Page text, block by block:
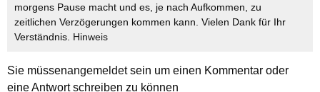
morgens Pause macht und es, je nach Aufkommen, zu
zeitlichen Verzögerungen kommen kann. Vielen Dank für Ihr
Verständnis. Hinweis
Sie müssenangemeldetsein um einen Kommentar oder
eine Antwort schreiben zu können